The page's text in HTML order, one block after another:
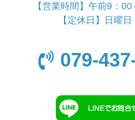
【営業時間】午前9：
【定休日】日曜日
079-